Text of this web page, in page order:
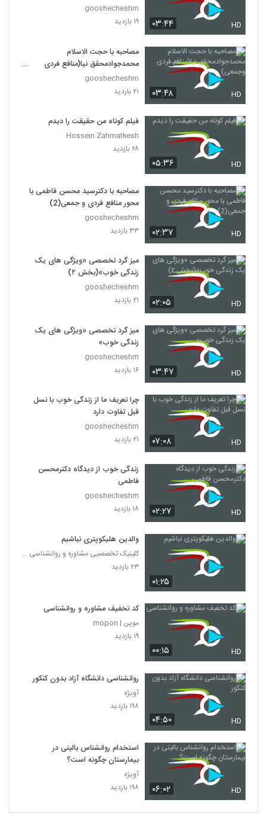
۰۳:۴۴ HD
gooshecheshm
۱۹ بازدید
۰۳:۴۸ HD
مصاحبه با حجت الاسلام
محمدجوادمحقق نیا(منافع فردی
وجمعی)
gooshecheshm
۲۱ بازدید
۰۵:۳۶ HD
فیلم کوتاه من حقیقت را دیدم
Hossein Zahmatkesh
۲۸ بازدید
۰۲:۳۷ HD
مصاحبه با دکترسید محسن فاطمی با
محور منافع فردی و جمعی(2)
gooshecheshm
۳۳ بازدید
۰۲:۰۵ HD
میز گرد تخصصی «ویژگی های یک
زندگی خوب»(بخش ۲)
gooshecheshm
۲۱ بازدید
۰۳:۴۷ HD
میز گرد تخصصی «ویژگی های یک
زندگی خوب»
gooshecheshm
۱۶ بازدید
۰۷:۰۸ HD
چرا تعریف ما از زندگی خوب با نسل
قبل تفاوت دارد
gooshecheshm
۲۱ بازدید
۰۲:۲۷ HD
زندگی خوب از دیدگاه دکترمحسن
فاطمی
gooshecheshm
۱۸ بازدید
۰۱:۲۵
والدین هلیکوپتری نباشیم
کلینیک تخصصیی مشاوره و روانشناسی خانواده ایرانی
۲۳ بازدید
۰۰:۱۵ HD
کد تخفیف مشاوره و روانشناسی
موپن | mopon
۱۹ بازدید
۰۴:۵۰ HD
روانشناسی دانشگاه آزاد بدون کنکور
آویژه
۱۹۸ بازدید
۰۶:۰۲ HD
استخدام روانشناس بالینی در
بیمارستان چگونه است؟
آویژه
۱۹۸ بازدید